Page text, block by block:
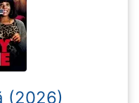
(2026)